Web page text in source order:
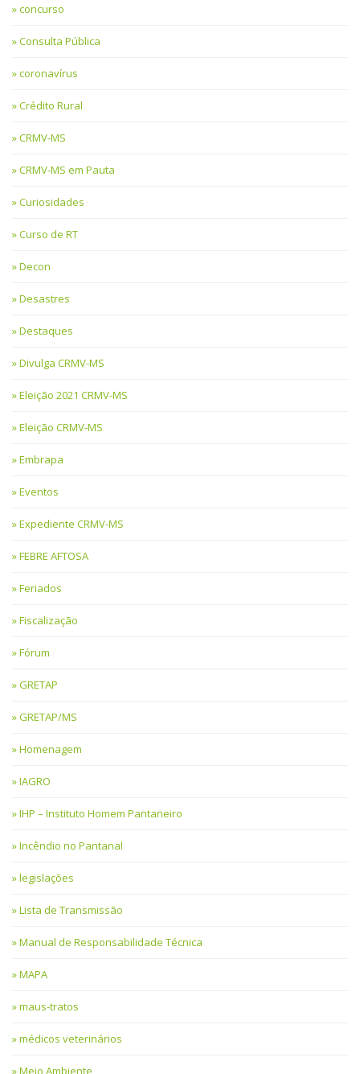
concurso
Consulta Pública
coronavírus
Crédito Rural
CRMV-MS
CRMV-MS em Pauta
Curiosidades
Curso de RT
Decon
Desastres
Destaques
Divulga CRMV-MS
Eleição 2021 CRMV-MS
Eleição CRMV-MS
Embrapa
Eventos
Expediente CRMV-MS
FEBRE AFTOSA
Feriados
Fiscalização
Fórum
GRETAP
GRETAP/MS
Homenagem
IAGRO
IHP – Instituto Homem Pantaneiro
Incêndio no Pantanal
legislações
Lista de Transmissão
Manual de Responsabilidade Técnica
MAPA
maus-tratos
médicos veterinários
Meio Ambiente